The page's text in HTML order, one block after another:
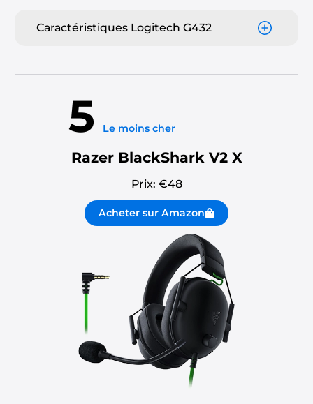
Caractéristiques Logitech G432
5 Le moins cher
Razer BlackShark V2 X
Prix: €48
Acheter sur Amazon